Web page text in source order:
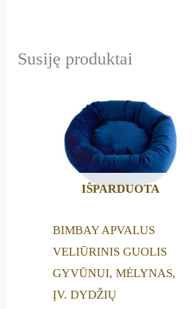
Susiję produktai
IŠPARDUOTA
BIMBAY APVALUS
VELIŪRINIS GUOLIS
GYVŪNUI, MĖLYNAS,
ĮV. DYDŽIŲ
product
has
multiple
variants.
The
be
chosen